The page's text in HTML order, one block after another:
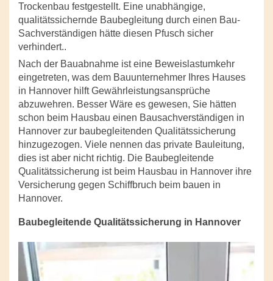
Trockenbau festgestellt. Eine unabhängige,
qualitätssichernde Baubegleitung durch einen Bau-
Sachverständigen hätte diesen Pfusch sicher
verhindert..
Nach der Bauabnahme ist eine Beweislastumkehr
eingetreten, was dem Bauunternehmer Ihres Hauses
in Hannover hilft Gewährleistungsansprüche
abzuwehren. Besser Wäre es gewesen, Sie hätten
schon beim Hausbau einen Bausachverständigen in
Hannover zur baubegleitenden Qualitätssicherung
hinzugezogen. Viele nennen das private Bauleitung,
dies ist aber nicht richtig. Die Baubegleitende
Qualitätssicherung ist beim Hausbau in Hannover ihre
Versicherung gegen Schiffbruch beim bauen in
Hannover.
Baubegleitende Qualitätssicherung in Hannover